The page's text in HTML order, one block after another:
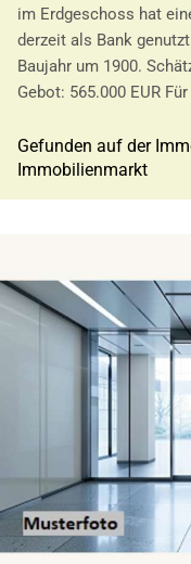
im Erdgeschoss hat
derzeit als Bank
Baujahr um 1900.
Gebot: 565.000 EUR
Gefunden auf der
Immobilienmarkt